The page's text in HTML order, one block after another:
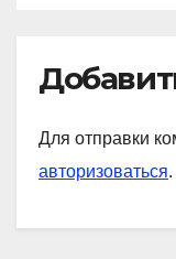
Для отправки
авторизоваться.